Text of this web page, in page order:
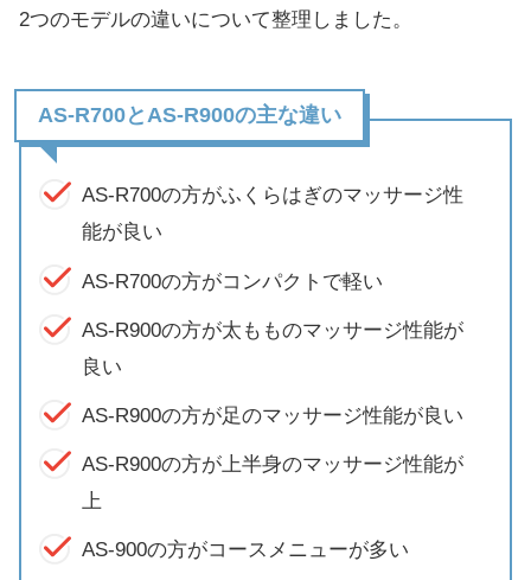
2つのモデルの違いについて整理しました。
AS-R700とAS-R900の主な違い
AS-R700の方がふくらはぎのマッサージ性
能が良い
AS-R700の方がコンパクトで軽い
AS-R900の方が太もものマッサージ性能が
良い
AS-R900の方が足のマッサージ性能が良い
AS-R900の方が上半身のマッサージ性能が
上
AS-900の方がコースメニューが多い